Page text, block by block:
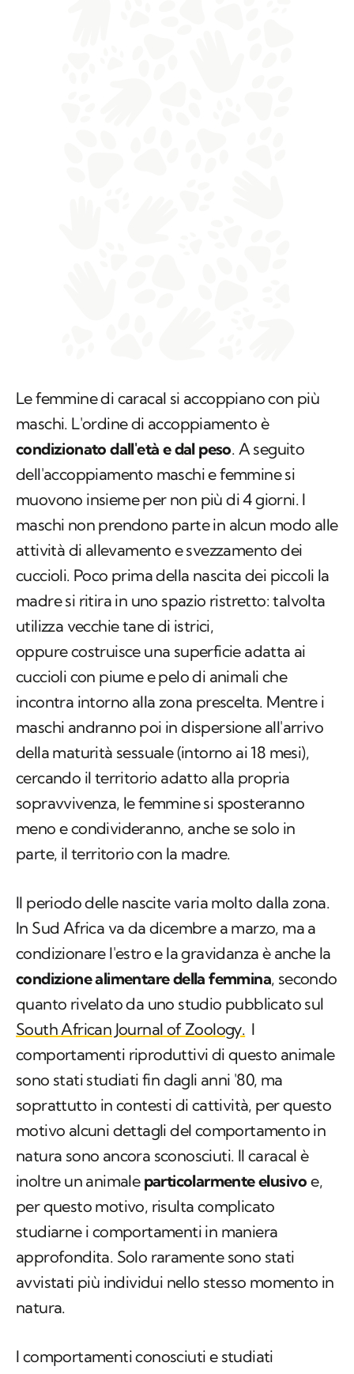
dell'accoppiamento maschi e femmine si
muovono insieme per non più di 4 giorni. I
maschi non prendono parte in alcun modo alle
attività di allevamento e svezzamento dei
cuccioli. Poco prima della nascita dei piccoli la
madre si ritira in uno spazio ristretto: talvolta
utilizza vecchie tane di istrici,
oppure costruisce una superficie adatta ai
cuccioli con piume e pelo di animali che
incontra intorno alla zona prescelta. Mentre i
maschi andranno poi in dispersione all'arrivo
della maturità sessuale (intorno ai 18 mesi),
cercando il territorio adatto alla propria
sopravvivenza, le femmine si sposteranno
meno e condivideranno, anche se solo in
parte, il territorio con la madre.
Il periodo delle nascite varia molto dalla zona.
In Sud Africa va da dicembre a marzo, ma a
condizione alimentare della femmina, secondo
quanto rivelato da uno studio pubblicato sul
South African Journal of Zoology.I
comportamenti riproduttivi di questo animale
sono stati studiati fin dagli anni '80, ma
soprattutto in contesti di cattività, per questo
motivo alcuni dettagli del comportamento in
natura sono ancora sconosciuti. Il caracal è
inoltre un animaleparticolarmente elusivoe,
per questo motivo, risulta complicato
studiarne i comportamenti in maniera
approfondita. Solo raramente sono stati
avvistati più individui nello stesso momento in
natura.
I comportamenti conosciuti e studiati
riguardano maggiormente la marcatura del
spray marking, ovvero lo spruzzo di un getto